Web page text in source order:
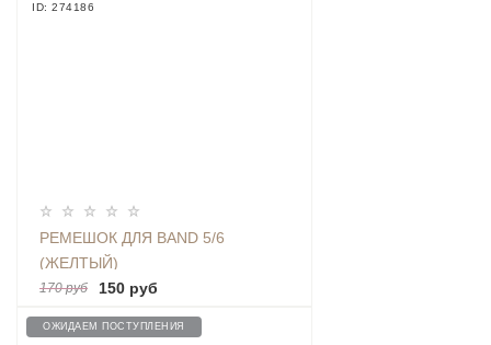
ID: 274186
РЕМЕШОК ДЛЯ BAND 5/6
(ЖЕЛТЫЙ)
170 руб 150 руб
ОЖИДАЕМ ПОСТУПЛЕНИЯ